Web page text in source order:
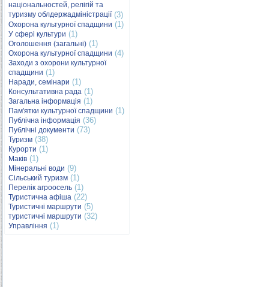
національностей, релігій та
туризму облдержадміністрації(3)
Охорона культурної спадщини (1)
У сфері культури (1)
Оголошення (загальні) (1)
Охорона культурної спадщини (4)
Заходи з охорони культурної
спадщини (1)
Наради, семінари (1)
Консультативна рада (1)
Загальна інформація (1)
Пам'ятки культурної спадщини (1)
Публічна інформація (36)
Публічні документи (73)
Туризм (38)
Курорти (1)
Маків (1)
Мінеральні води (9)
Сільський туризм (1)
Перелік агроосель (1)
Туристична афіша (22)
Туристичні маршрути (5)
туристичні маршрути (32)
Управління (1)